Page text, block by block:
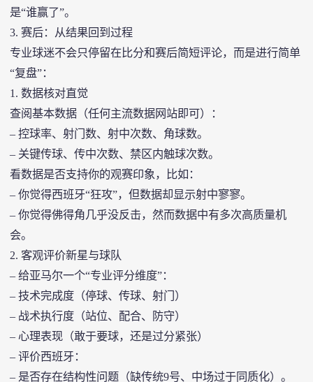
是“谁赢了”。
3. 赛后：从结果回到过程
专业球迷不会只停留在比分和赛后简短评论，而是进行简单
“复盘”：
1. 数据核对直觉
查阅基本数据（任何主流数据网站即可）：
– 控球率、射门数、射中次数、角球数。
– 关键传球、传中次数、禁区内触球次数。
看数据是否支持你的观赛印象，比如：
– 你觉得西班牙“狂攻”，但数据却显示射中寥寥。
– 你觉得佛得角几乎没反击，然而数据中有多次高质量机
会。
2. 客观评价新星与球队
– 给亚马尔一个“专业评分维度”：
– 技术完成度（停球、传球、射门）
– 战术执行度（站位、配合、防守）
– 心理表现（敢于要球，还是过分紧张）
– 评价西班牙：
– 是否存在结构性问题（缺传统9号、中场过于同质化）。